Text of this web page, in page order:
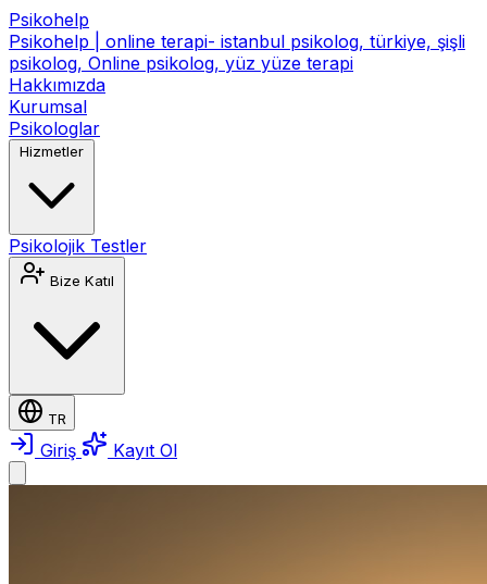
Psikohelp
Psikohelp | online terapi- istanbul psikolog, türkiye, şişli
psikolog, Online psikolog, yüz yüze terapi
Hakkımızda
Kurumsal
Psikologlar
Hizmetler
Psikolojik Testler
Bize Katıl
TR
Giriş Kayıt Ol